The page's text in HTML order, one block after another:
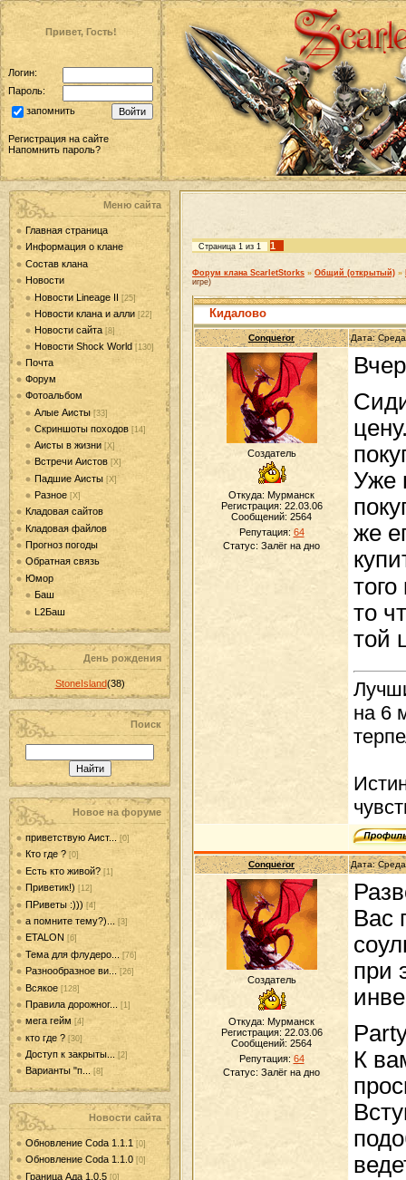
Привет, Гость!
Логин:
Пароль:
запомнить
Регистрация на сайте
Напомнить пароль?
Меню сайта
Главная страница
Информация о клане
Состав клана
Новости
Новости Lineage II [25]
Новости клана и алли [22]
Новости сайта [8]
Новости Shock World [130]
Почта
Форум
Фотоальбом
Алые Аисты [33]
Скриншоты походов [14]
Аисты в жизни [Х]
Встречи Аистов [Х]
Падшие Аисты [Х]
Разное [Х]
Кладовая сайтов
Кладовая файлов
Прогноз погоды
Обратная связь
Юмор
Баш
L2Баш
День рождения
StoneIsland(38)
Поиск
Новое на форуме
приветствую Аист... [0]
Кто где ? [0]
Есть кто живой? [1]
Приветик!) [12]
ПРиветы :))) [4]
а помните тему?)... [3]
ETALON [6]
Тема для флудеро... [76]
Разнообразное ви... [26]
Всякое [128]
Правила дорожног... [1]
мега гейм [4]
кто где ? [30]
Доступ к закрыты... [2]
Варианты "п... [8]
Новости сайта
Обновление Coda 1.1.1 [0]
Обновление Coda 1.1.0 [0]
Граница Ада 1.0.5 [0]
Страница 1 из 1 1
Форум клана ScarletStorks » Общий (открытый) »
игре)
Кидалово
Conqueror Дата:
Создатель
Откуда: Мурманск
Регистрация: 22.03.06
Сообщений: 2564
Репутация: 64
Статус: Залёг на дно
Уже
же
то
той
на 6
Conqueror Дата:
Создатель
Откуда: Мурманск
Регистрация: 22.03.06
Сообщений: 2564
Репутация: 64
Статус: Залёг на дно
Вас
при
К